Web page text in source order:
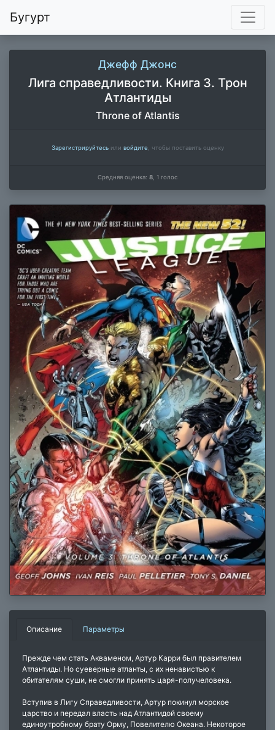
Бугурт
Джефф Джонс
Лига справедливости. Книга 3. Трон
Атлантиды
Throne of Atlantis
Зарегистрируйтесьили войдите , чтобы поставить оценку
Средняя оценка: 8 1 голос
Описание Параметры
Прежде чем стать Акваменом, Артур Карри был правителем
Атлантиды. Но суеверные атланты, с их ненавистью к
обитателям суши, не смогли принять царя-получеловека.
Вступив в Лигу Справедливости, Артур покинул морское
царство и передал власть над Атлантидой своему
единоутробному брату Орму, Повелителю Океана. Некоторое